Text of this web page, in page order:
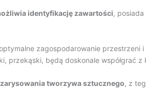
identyfikację zawartości,
zagospodarowanie
przekąski, będą doskonale współgrać
tworzywa sztucznego, z